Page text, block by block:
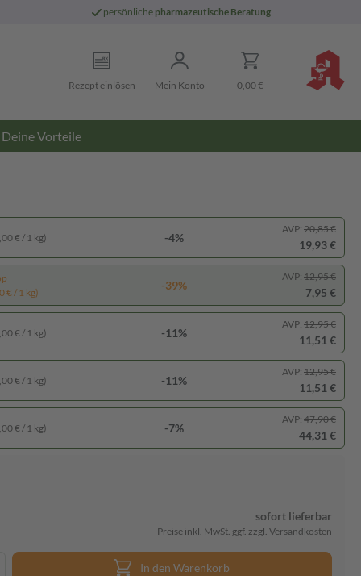
persönliche pharmazeutische Beratung
Rezept einlösen Mein Konto 0,00 €
Deine Vorteile
€ / 1 kg) -4%
AVP: 20,85 €
19,93 €
€ / 1 kg)
-39%
AVP: 12,95 €
7,95 €
€ / 1 kg) -11%
AVP: 12,95 €
11,51 €
€ / 1 kg) -11%
AVP: 12,95 €
11,51 €
€ / 1 kg) -7%
AVP: 47,90 €
44,31 €
sofort lieferbar
Preise inkl. MwSt. ggf. zzgl. Versandkosten
In den Warenkorb